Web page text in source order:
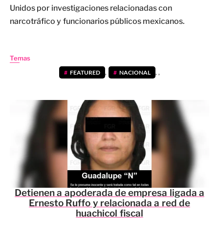
Unidos por investigaciones relacionadas con
narcotráfico y funcionarios públicos mexicanos.
Temas
FEATURED , NACIONAL , ,
Detienen a apoderada de empresa ligada a
Ernesto Ruffo y relacionada a red de
huachicol fiscal